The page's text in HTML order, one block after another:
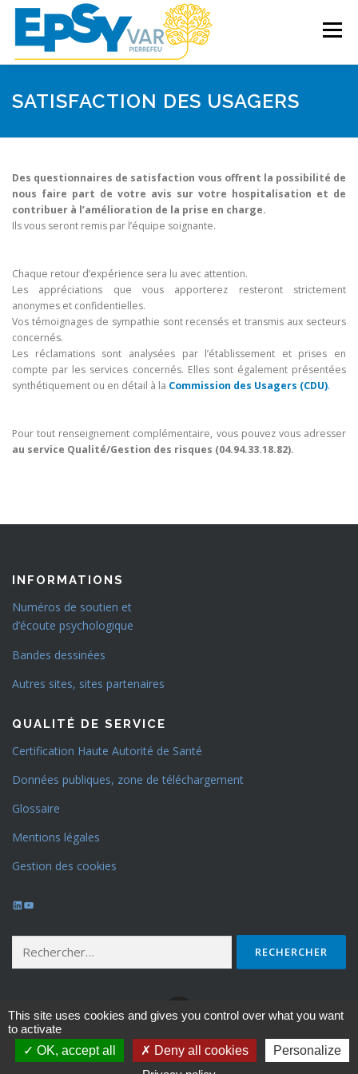
Aller
contenu
Menu
ACCUEIL LES SOINS
PROFESSIONNELS DE SANTÉ
SATISFACTION DES USAGERS
Des questionnaires de satisfaction vous offrent la possibilité de
nous faire part de votre avis sur votre hospitalisation et de
contribuer à l’amélioration de la prise en charge.
Ils vous seront remis par l’équipe soignante.
Chaque retour d’expérience sera lu avec attention.
Les appréciations que vous apporterez resteront strictement
anonymes et confidentielles.
Vos témoignages de sympathie sont recensés et transmis aux secteurs
concernés.
Les réclamations sont analysées par l’établissement et prises en
compte par les services concernés. Elles sont également présentées
synthétiquement ou en détail à la Commission des Usagers (CDU).
Pour tout renseignement complémentaire, vous pouvez vous adresser
au service Qualité/Gestion des risques (04.94.33.18.82).
INFORMATIONS
Numéros de soutien et
d’écoute psychologique
Bandes dessinées
Autres sites, sites partenaires
QUALITÉ DE SERVICE
Certification Haute Autorité de Santé
Données publiques, zone de téléchargement
Glossaire
Mentions légales
Gestion des cookies
LinkedIn YouTube
Rechercher :
Copyright © 2026 - EPSY VAR - Mentions légales
This site uses cookies and gives you control over what you want
to activate
OK, accept all
Deny all cookies
Personalize